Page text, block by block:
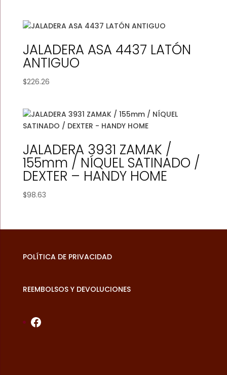
JALADERA ASA 4437 LATÓN
ANTIGUO
$226.26
JALADERA 3931 ZAMAK /
155mm / NÍQUEL SATINADO /
DEXTER – HANDY HOME
$98.63
POLÍTICA DE PRIVACIDAD
REEMBOLSOS Y DEVOLUCIONES
Facebook